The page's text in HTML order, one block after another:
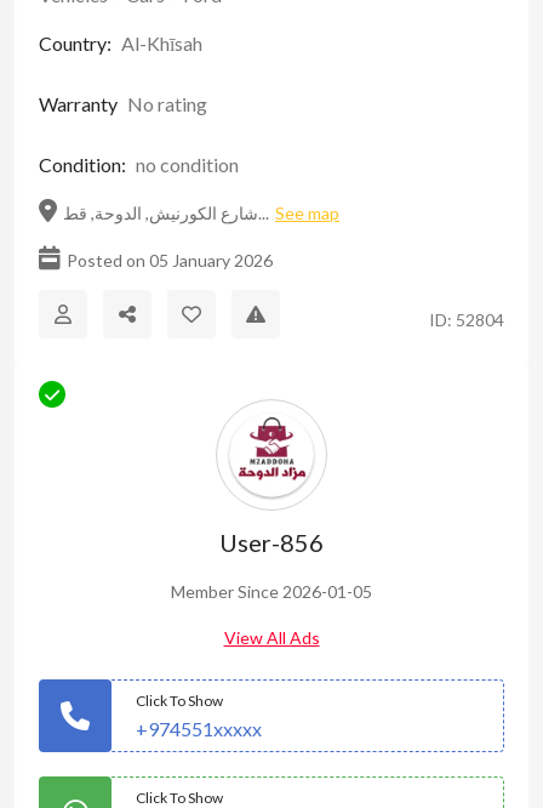
Country: Al-Khīsah
Warranty No rating
Condition: no condition
شارع الكورنيش, الدوحة, قط... See map
Posted on 05 January 2026
ID: 52804
User-856
Member Since 2026-01-05
View All Ads
Click To Show
+974551xxxxx
Click To Show